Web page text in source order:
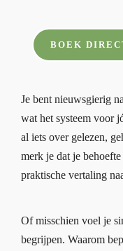
BOEK
Je bent nieuwsgierig
wat het systeem voor
al iets over gelezen,
merk je dat je
praktische vertaling
Of misschien voel je
begrijpen. Waarom